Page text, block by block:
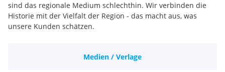
sind das regionale Medium schlechthin. Wir verbinden die
Historie mit der Vielfalt der Region - das macht aus, was
unsere Kunden schätzen.
Medien / Verlage